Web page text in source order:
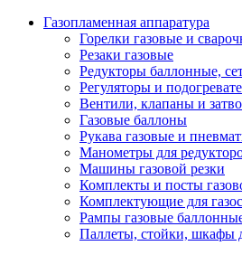
Газопламенная аппаратура
Горелки газовые и
Резаки газовые
Редукторы баллонные,
Регуляторы и
Вентили, клапаны и
Газовые баллоны
Рукава газовые и
Манометры для
Машины газовой резки
Комплекты и посты
Комплектующие для
Рампы газовые
Паллеты, стойки, шкафы